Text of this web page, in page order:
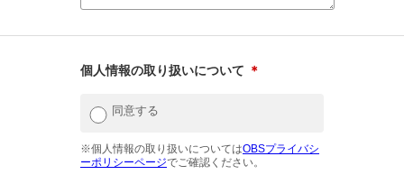
個人情報の取り扱いについて ＊
同意する
※個人情報の取り扱いについてはOBSプライバシ
ーポリシーページでご確認ください。